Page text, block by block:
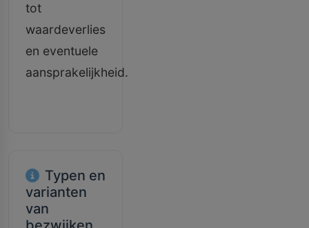
tot
waardeverlies
en eventuele
aansprakelijkheid.
Typen en
varianten
van